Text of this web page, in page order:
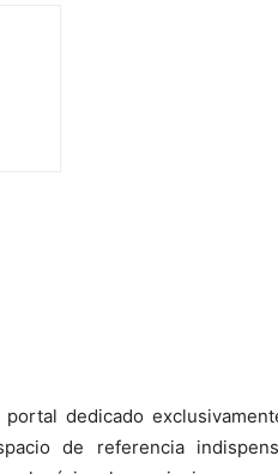
dedicado
de referencia